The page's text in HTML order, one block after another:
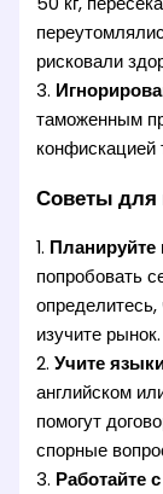
рисковали
3.
таможенным
конфискацией
Советы для
1. Планируйте
попробовать
изучите рынок.
2.Учите
английском
помогут
спорные
3. Работайте